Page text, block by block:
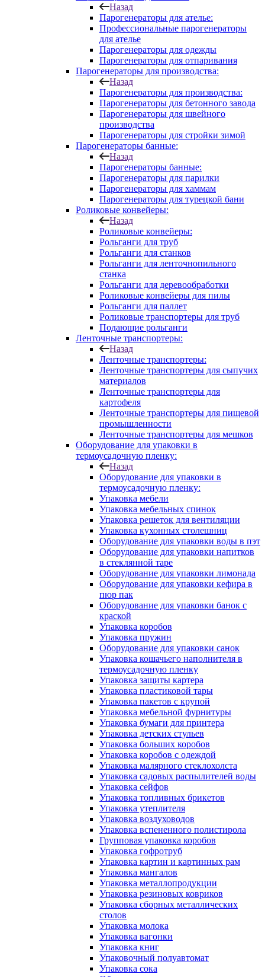
Назад
Парогенераторы для ателье:
Профессиональные парогенераторы
для ателье
Парогенераторы для одежды
Парогенераторы для отпаривания
Парогенераторы для производства:
Назад
Парогенераторы для производства:
Парогенераторы для бетонного завода
Парогенераторы для швейного
производства
Парогенераторы для стройки зимой
Парогенераторы банные:
Назад
Парогенераторы банные:
Парогенераторы для парилки
Парогенераторы для хаммам
Парогенераторы для турецкой бани
Роликовые конвейеры:
Назад
Роликовые конвейеры:
Рольганги для труб
Рольганги для станков
Рольганги для ленточнопильного
станка
Рольганги для деревообработки
Роликовые конвейеры для пилы
Рольганги для паллет
Роликовые транспортеры для труб
Подающие рольганги
Ленточные транспортеры:
Назад
Ленточные транспортеры:
Ленточные транспортеры для сыпучих
материалов
Ленточные транспортеры для
картофеля
Ленточные транспортеры для пищевой
промышленности
Ленточные транспортеры для мешков
Оборудование для упаковки в
термоусадочную пленку:
Назад
Оборудование для упаковки в
термоусадочную пленку:
Упаковка мебели
Упаковка мебельных спинок
Упаковка решеток для вентиляции
Упаковка кухонных столешниц
Оборудование для упаковки воды в пэт
Оборудование для упаковки напитков
в стеклянной таре
Оборудование для упаковки лимонада
Оборудование для упаковки кефира в
пюр пак
Оборудование для упаковки банок с
краской
Упаковка коробов
Упаковка пружин
Оборудование для упаковки санок
Упаковка кошачьего наполнителя в
термоусадочную пленку
Упаковка защиты картера
Упаковка пластиковой тары
Упаковка пакетов с крупой
Упаковка мебельной фурнитуры
Упаковка бумаги для принтера
Упаковка детских стульев
Упаковка больших коробов
Упаковка коробов с одеждой
Упаковка малярного стеклохолста
Упаковка садовых распылителей воды
Упаковка сейфов
Упаковка топливных брикетов
Упаковка утеплителя
Упаковка воздуховодов
Упаковка вспененного полистирола
Групповая упаковка коробов
Упаковка гофротруб
Упаковка картин и картинных рам
Упаковка мангалов
Упаковка металлопродукции
Упаковка резиновых ковриков
Упаковка сборных металлических
столов
Упаковка молока
Упаковка вагонки
Упаковка книг
Упаковочный полуавтомат
Упаковка сока